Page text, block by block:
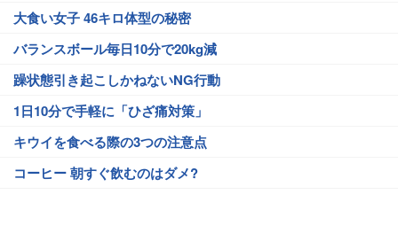
大食い女子 46キロ体型の秘密
バランスボール毎日10分で20kg減
躁状態引き起こしかねないNG行動
1日10分で手軽に「ひざ痛対策」
キウイを食べる際の3つの注意点
コーヒー 朝すぐ飲むのはダメ?